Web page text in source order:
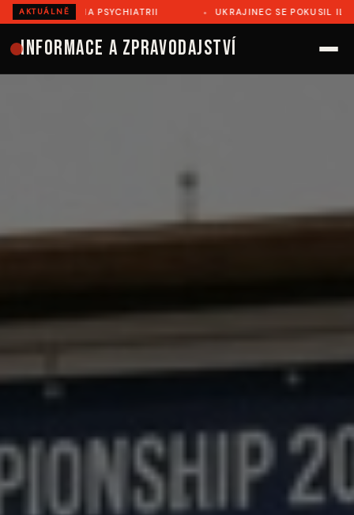
AKTUÁLNĚ
NA PSYCHIATRII UKRAJINEC SE POKUSIL ILEGÁLNĚ
Informace a zpravodajství